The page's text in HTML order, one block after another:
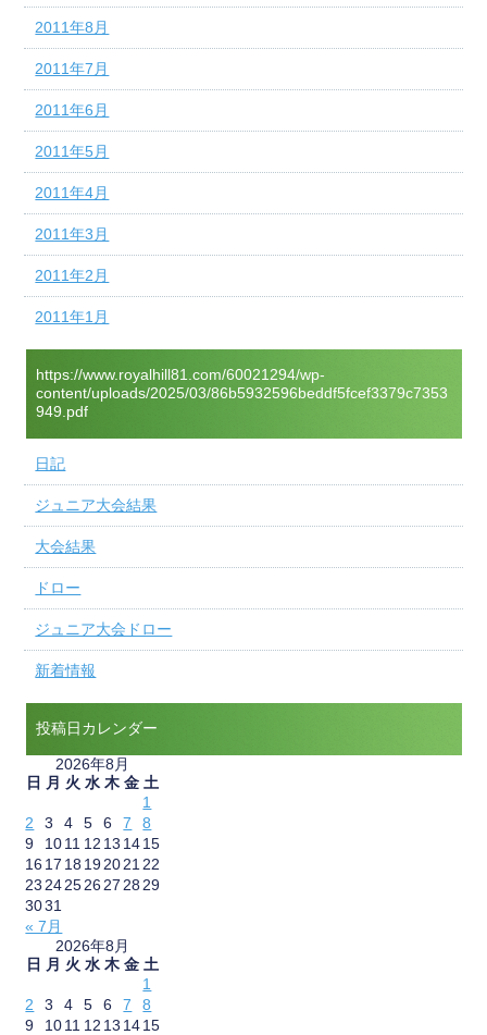
2011年8月
2011年7月
2011年6月
2011年5月
2011年4月
2011年3月
2011年2月
2011年1月
https://www.royalhill81.com/60021294/wp-
content/uploads/2025/03/86b5932596beddf5fcef3379c7353
949.pdf
日記
ジュニア大会結果
大会結果
ドロー
ジュニア大会ドロー
新着情報
投稿日カレンダー
2026年8月
日
月 火 水 木 金 土
« 7月
1
2
3 4 5 6 7
8
9
1011 12 13 1415
16 17 18 192021 22
23 242526 27 28 29
3031
2026年8月
日
月 火 水 木 金 土
1
2
3 4 5 6 7
8
9
1011 12 13 1415